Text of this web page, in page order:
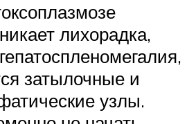
лихорадка,
затылочные и
узлы.